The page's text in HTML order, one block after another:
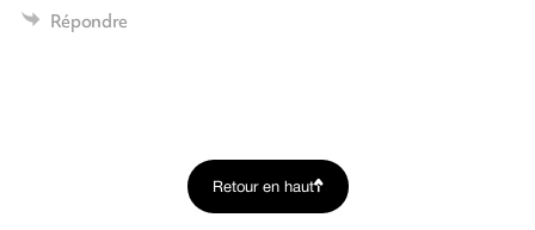
Répondre
Retour en haut